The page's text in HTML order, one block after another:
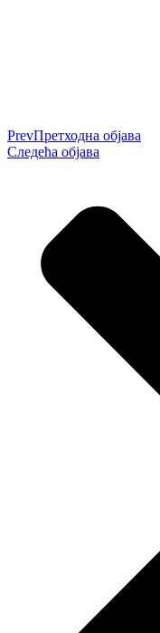
PrevПретходна објава
Следећа објава